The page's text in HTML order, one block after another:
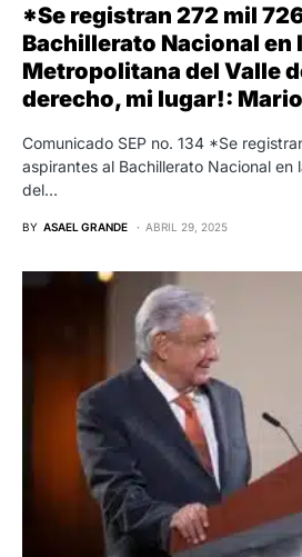
*Se registran 272 mil
Bachillerato Nacional en
Metropolitana del Valle
derecho, mi lugar!:
Comunicado SEP no. 134 *Se
aspirantes al Bachillerato Nacional en
del…
BY ASAEL GRANDE ABRIL 29, 2025